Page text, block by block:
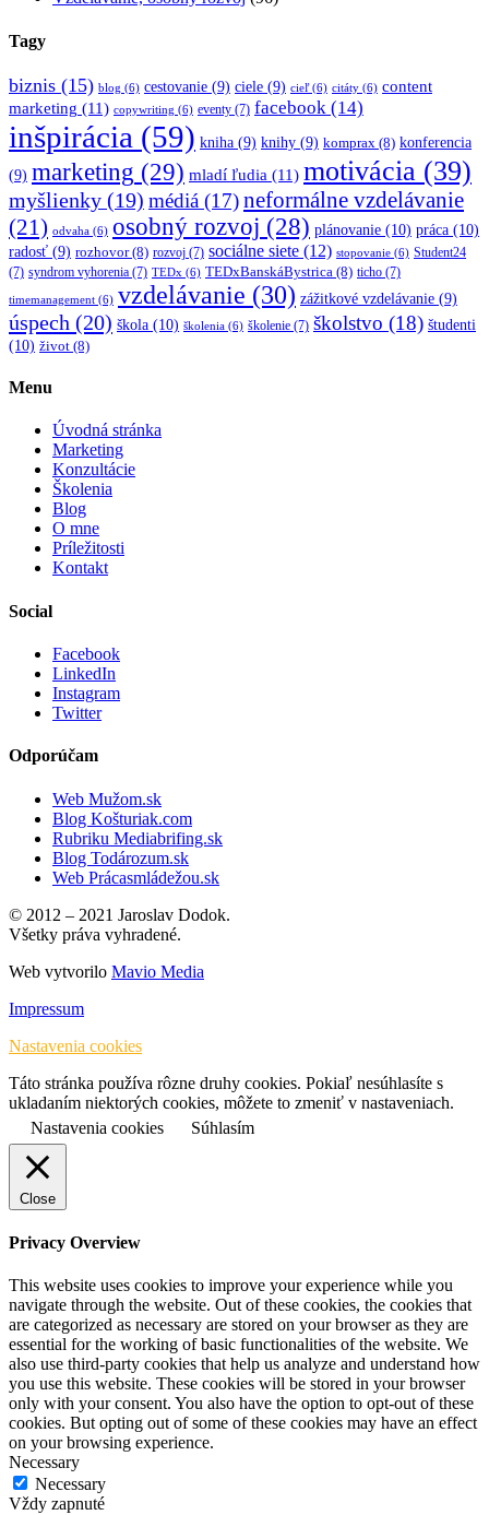
Tagy
biznis (15) blog (6) cestovanie (9) ciele (9) cieľ(6) citáty (6) content
marketing (11) copywriting (6) eventy (7) facebook (14)
inšpirácia (59) kniha (9) knihy (9) komprax (8) konferencia
(9) marketing (29) mladí ľudia (11) motivácia (39)
myšlienky (19) médiá (17)neformálne vzdelávanie
(21) odvaha (6) osobný rozvoj (28) plánovanie (10) práca (10)
radosť (9) rozhovor(8) rozvoj (7) sociálne siete (12) stopovanie (6) Student24
(7) syndrom vyhorenia (7) TEDx (6) TEDxBanskáBystrica (8) ticho (7)
timemanagement (6) vzdelávanie (30) zážitkové vzdelávanie (9)
úspech (20) škola (10) školenia (6) školenie (7) školstvo (18) študenti
(10) život (8)
Menu
Úvodná stránka
Marketing
Konzultácie
Školenia
Blog
O mne
Príležitosti
Kontakt
Social
Facebook
LinkedIn
Instagram
Twitter
Odporúčam
Web Mužom.sk
Blog Košturiak.com
Rubriku Mediabrifing.sk
Blog Todározum.sk
Web Prácasmládežou.sk
© 2012 – 2021 Jaroslav Dodok.
Všetky práva vyhradené.
Web vytvorilo Mavio Media
Impressum
Nastavenia cookies
Táto stránka používa rôzne druhy cookies. Pokiaľ nesúhlasíte s
ukladaním niektorých cookies, môžete to zmeniť v nastaveniach.
Nastavenia cookies
Súhlasím
Close
Privacy Overview
This website uses cookies to improve your experience while you
navigate through the website. Out of these cookies, the cookies that
are categorized as necessary are stored on your browser as they are
essential for the working of basic functionalities of the website. We
also use third-party cookies that help us analyze and understand how
you use this website. These cookies will be stored in your browser
only with your consent. You also have the option to opt-out of these
cookies. But opting out of some of these cookies may have an effect
on your browsing experience.
Necessary
Necessary
Vždy zapnuté